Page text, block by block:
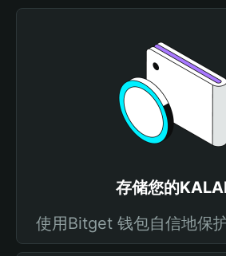
存储您的
使用Bitget 钱包自信地保